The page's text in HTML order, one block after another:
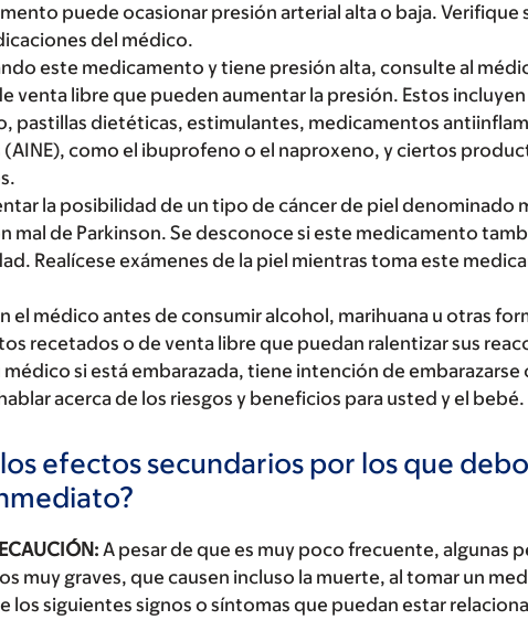
puede ocasionar presión arterial alta o baja. Verifique
del médico.
este medicamento y tiene presión alta, consulte al
venta libre que pueden aumentar la presión. Estos
pastillas dietéticas, estimulantes, medicamentos
como el ibuprofeno o el naproxeno, y ciertos
la posibilidad de un tipo de cáncer de piel denominado
mal de Parkinson. Se desconoce si este medicamento
Realícese exámenes de la piel mientras toma este
el médico antes de consumir alcohol, marihuana u otras
recetados o de venta libre que puedan ralentizar sus
médico si está embarazada, tiene intención de
acerca de los riesgos y beneficios para usted y el bebé.
los efectos secundarios por los que
A pesar de que es muy poco frecuente, algunas
muy graves, que causen incluso la muerte, al tomar un
los siguientes signos o síntomas que puedan estar